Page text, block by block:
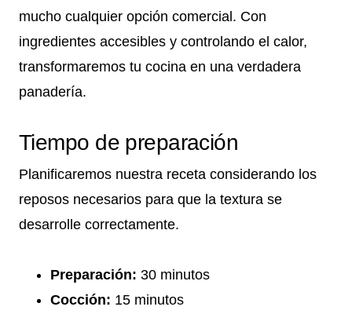
mucho cualquier opción comercial. Con
ingredientes accesibles y controlando el calor,
transformaremos tu cocina en una verdadera
panadería.
Tiempo de preparación
Planificaremos nuestra receta considerando los
reposos necesarios para que la textura se
desarrolle correctamente.
Preparación: 30 minutos
Cocción: 15 minutos